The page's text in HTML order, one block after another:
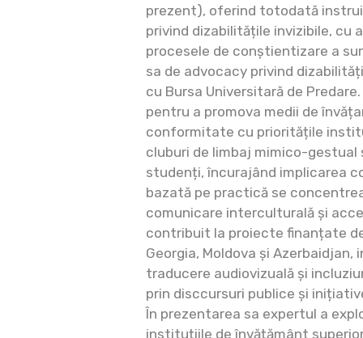
prezent), oferind totodată
privind dizabilitățile invizibile, cu
procesele de conștientizare a
sa de advocacy privind
cu Bursa Universitară de
pentru a promova medii de
conformitate cu prioritățile
cluburi de limbaj mimico-gestual
studenți, încurajând implicarea
bazată pe practică se
comunicare interculturală și
contribuit la proiecte finanțate
Georgia, Moldova și
traducere audiovizuală și
prin disccursuri publice și
În prezentarea sa expertul a
instituțiile de învățământ